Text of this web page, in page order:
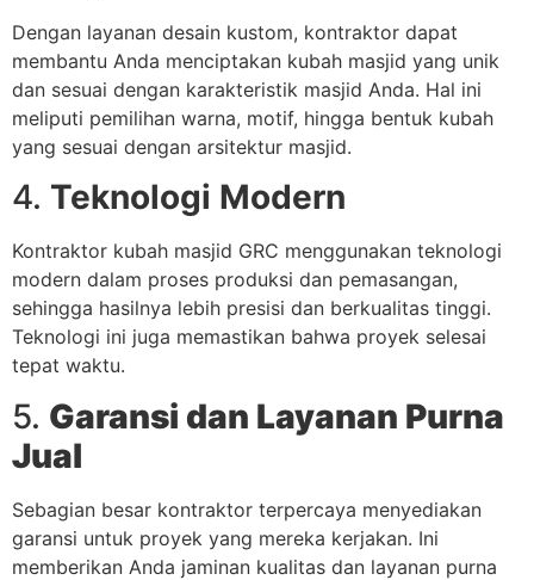
Dengan layanan desain kustom, kontraktor dapat
membantu Anda menciptakan kubah masjid yang unik
dan sesuai dengan karakteristik masjid Anda. Hal ini
meliputi pemilihan warna, motif, hingga bentuk kubah
yang sesuai dengan arsitektur masjid.
4. Teknologi Modern
Kontraktor kubah masjid GRC menggunakan teknologi
modern dalam proses produksi dan pemasangan,
sehingga hasilnya lebih presisi dan berkualitas tinggi.
Teknologi ini juga memastikan bahwa proyek selesai
tepat waktu.
5. Garansi dan Layanan Purna
Jual
Sebagian besar kontraktor terpercaya menyediakan
garansi untuk proyek yang mereka kerjakan. Ini
memberikan Anda jaminan kualitas dan layanan purna